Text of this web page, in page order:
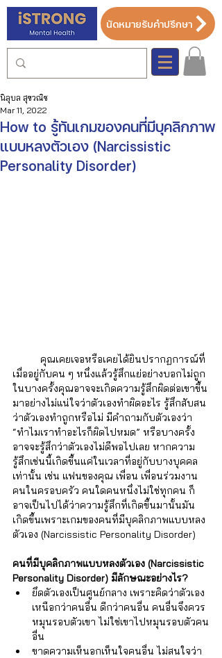
นัดหมายรับคำปรึกษา
How to รู้ทันเกมของคนที่มีบุคลิกภาพ
แบบหลงตัวเอง (Narcissistic
Personality Disorder)
นิลุบล สุขวณิช
Mar 11, 2022
เมื่ออยู่กับคน ๆ หนึ่งแล้วรู้สึกแย่อย่างบอกไม่ถูก
ในบางครั้งคุณอาจจะเกิดความรู้สึกผิดต่อเขาขึ้น
มาอย่างไม่แน่ใจว่าตัวเองทำผิดอะไร รู้สึกสับสน
ว่าตัวเองทำถูกหรือไม่ มีคำถามกับตัวเองว่า
“ทำไมเราทำอะไรก็ผิดไปหมด” หรือบางครั้ง
อาจจะรู้สึกว่าตัวเองไม่ดีพอไปเลย หากความ
รู้สึกเช่นนี้เกิดขึ้นแค่ในเวลาที่อยู่กับบางบุคคล
เท่านั้น เช่น แฟนของคุณ เพื่อน เพื่อนร่วมงาน
คนในครอบครัว คนใดคนหนึ่งไม่ใช่ทุกคน ก็
อาจเป็นไปได้ว่าความรู้สึกที่เกิดขึ้นมานั้นมัน
เกิดขึ้นเพราะเกมของคนที่มีบุคลิกภาพแบบหลง
ตัวเอง (Narcissistic Personality Disorder)
คนที่มีบุคลิกภาพแบบหลงตัวเอง (Narcissistic
Personality Disorder) มีลักษณะอย่างไร?
ยึดตัวเองเป็นศูนย์กลาง เพราะคิดว่าตัวเอง
เหนือกว่าคนอื่น ดีกว่าคนอื่น คนอื่นจึงควร
หมุนรอบตัวเขา ไม่ใช่เขาไปหมุนรอบตัวคน
อื่น
ขาดความเห็นอกเห็นใจคนอื่น ไม่สนใจว่า